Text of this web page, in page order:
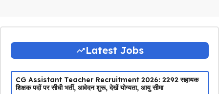
Latest Jobs
CG Assistant Teacher Recruitment 2026: 2292 सहायक
शिक्षक पदों पर सीधी भर्ती, आवेदन शुरू, देखें योग्यता, आयु सीमा